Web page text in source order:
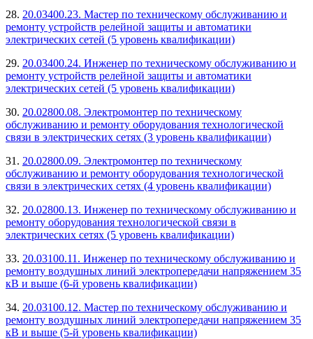
28. 20.03400.23. Мастер по техническому обслуживанию и
ремонту устройств релейной защиты и автоматики
электрических сетей (5 уровень квалификации)
29. 20.03400.24. Инженер по техническому обслуживанию и
ремонту устройств релейной защиты и автоматики
электрических сетей (5 уровень квалификации)
30. 20.02800.08. Электромонтер по техническому
обслуживанию и ремонту оборудования технологической
связи в электрических сетях (3 уровень квалификации)
31. 20.02800.09. Электромонтер по техническому
обслуживанию и ремонту оборудования технологической
связи в электрических сетях (4 уровень квалификации)
32. 20.02800.13. Инженер по техническому обслуживанию и
ремонту оборудования технологической связи в
электрических сетях (5 уровень квалификации)
33. 20.03100.11. Инженер по техническому обслуживанию и
ремонту воздушных линий электропередачи напряжением 35
кВ и выше (6-й уровень квалификации)
34. 20.03100.12. Мастер по техническому обслуживанию и
ремонту воздушных линий электропередачи напряжением 35
кВ и выше (5-й уровень квалификации)